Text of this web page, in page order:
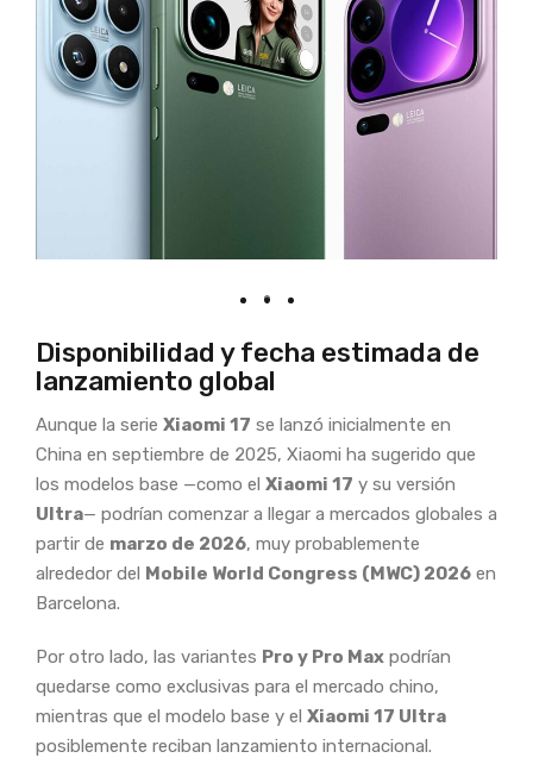
Disponibilidad y fecha estimada de
lanzamiento global
Aunque la serie Xiaomi 17 se lanzó inicialmente en
China en septiembre de 2025, Xiaomi ha sugerido que
los modelos base —como el Xiaomi 17 y su versión
Ultra— podrían comenzar a llegar a mercados globales a
partir de marzo de 2026, muy probablemente
alrededor del Mobile World Congress (MWC) 2026 en
Barcelona.
Por otro lado, las variantes Pro y Pro Max podrían
quedarse como exclusivas para el mercado chino,
mientras que el modelo base y el Xiaomi 17 Ultra
posiblemente reciban lanzamiento internacional.